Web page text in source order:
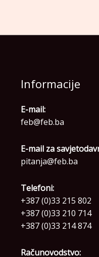
Informacije
E-mail:
feb@feb.ba
E-mail za
pitanja@feb.ba
Telefoni:
+387 (0)33 215 802
+387 (0)33 210 714
+387 (0)33 214 874
Računovodstvo: